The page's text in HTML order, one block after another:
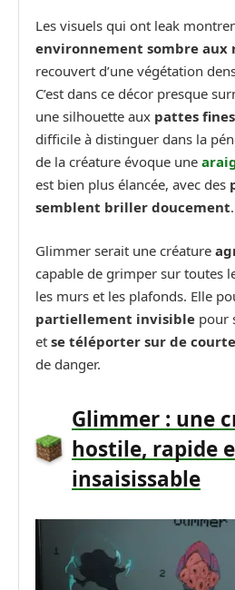
Les visuels qui ont leak
environnement sombre aux
recouvert d’une végétation
C’est dans ce décor presque
une silhouette aux pattes
difficile à distinguer dans la
de la créature évoque une
est bien plus élancée, avec des
semblent briller doucement.
Glimmer serait une créature
capable de grimper sur toutes
les murs et les plafonds. Elle
partiellement invisible pour
et se téléporter sur de
de danger.
Glimmer : une
hostile, rapide
insaisissable